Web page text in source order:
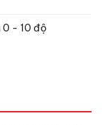
0 - 10 độ